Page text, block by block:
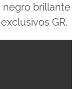
brillante
GR.